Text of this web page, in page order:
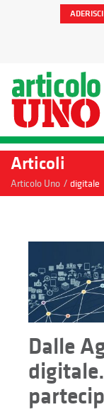
ADERISCI
Articoli
Articolo Uno / digitale
Dalle